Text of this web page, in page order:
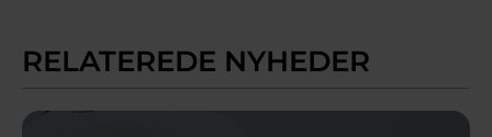
RELATEREDE NYHEDER